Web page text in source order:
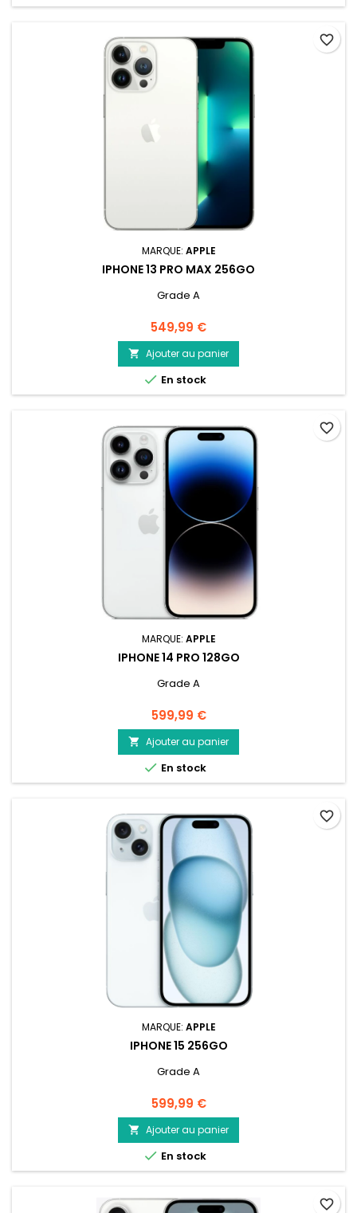
MARQUE: APPLE
IPHONE 13 PRO MAX 256GO
Grade A
Prix
549,99 €
 Ajouter au panier
 En stock
favorite_border
MARQUE: APPLE
IPHONE 14 PRO 128GO
Grade A
Prix
599,99 €
 Ajouter au panier
 En stock
favorite_border
MARQUE: APPLE
IPHONE 15 256GO
Grade A
Prix
599,99 €
 Ajouter au panier
 En stock
favorite_border
favorite_border